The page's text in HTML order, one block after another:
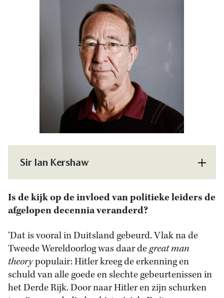
Sir Ian Kershaw
Is de kijk op de invloed van politieke leiders de
afgelopen decennia veranderd?
‘Dat is vooral in Duitsland gebeurd. Vlak na de
Tweede Wereldoorlog was daar degreat man
theorypopulair: Hitler kreeg de erkenning en
schuld van alle goede en slechte gebeurtenissen in
het Derde Rijk. Door naar Hitler en zijn schurken